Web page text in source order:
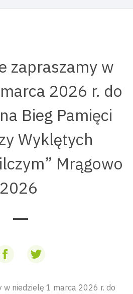
zapraszamy w
2026 r. do
Bieg Pamięci
Wyklętych
Mrągowo
2026
w niedzielę 1 marca 2026 r. do